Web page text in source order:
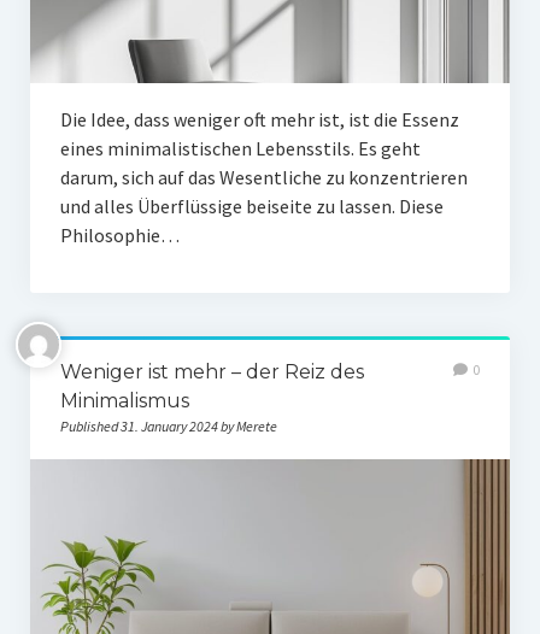
Die Idee, dass weniger oft mehr ist, ist die Essenz
eines minimalistischen Lebensstils. Es geht
darum, sich auf das Wesentliche zu konzentrieren
und alles Überflüssige beiseite zu lassen. Diese
Philosophie…
Weniger ist mehr – der Reiz des
Minimalismus
Published 31. January 2024 by Merete
0